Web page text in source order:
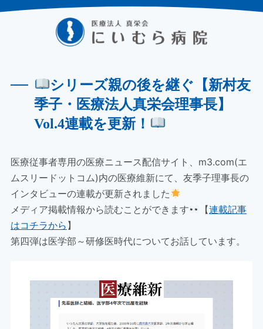
シリーズ親の後を継ぐ【新村友
季子・医療法人真栄会理事長】
Vol.4連載を更新！
医療従事者専用の医療ニュース配信サイト、m3.com(エ
ムスリードットコム)内の医療維新にて、友季子理事長の
インタビューの連載が更新されました
メディア掲載情報から読むことができます
【連載記事
はコチラから 】
第四弾は医学部～研修医時代についてお話しています。